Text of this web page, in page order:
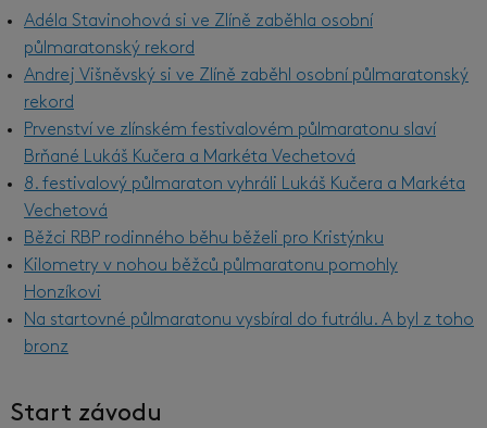
Adéla Stavinohová si ve Zlíně zaběhla osobní
půlmaratonský rekord
Andrej Višněvský si ve Zlíně zaběhl osobní půlmaratonský
rekord
Prvenství ve zlínském festivalovém půlmaratonu slaví
Brňané Lukáš Kučera a Markéta Vechetová
8. festivalový půlmaraton vyhráli Lukáš Kučera a Markéta
Vechetová
Běžci RBP rodinného běhu běželi pro Kristýnku
Kilometry v nohou běžců půlmaratonu pomohly
Honzíkovi
Na startovné půlmaratonu vysbíral do futrálu. A byl z toho
bronz
Start závodu